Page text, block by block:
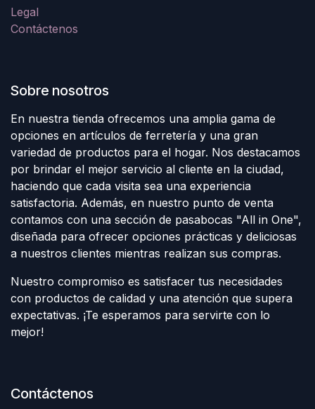
Legal
Contáctenos
Sobre nosotros
En nuestra tienda ofrecemos una amplia gama de
opciones en artículos de ferretería y una gran
variedad de productos para el hogar. Nos destacamos
por brindar el mejor servicio al cliente en la ciudad,
haciendo que cada visita sea una experiencia
satisfactoria. Además, en nuestro punto de venta
contamos con una sección de pasabocas "All in One",
diseñada para ofrecer opciones prácticas y deliciosas
a nuestros clientes mientras realizan sus compras.
Nuestro compromiso es satisfacer tus necesidades
con productos de calidad y una atención que supera
expectativas. ¡Te esperamos para servirte con lo
mejor!
Contáctenos